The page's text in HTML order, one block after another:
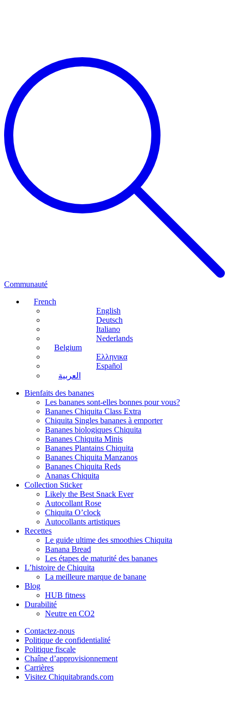
Communauté
French
English
Deutsch
Italiano
Nederlands
Belgium
Ελληνικα
Español
العربية
Bienfaits des bananes
Les bananes sont-elles bonnes pour vous?
Bananes Chiquita Class Extra
Chiquita Singles bananes à emporter
Bananes biologiques Chiquita
Bananes Chiquita Minis
Bananes Plantains Chiquita
Bananes Chiquita Manzanos
Bananes Chiquita Reds
Ananas Chiquita
Collection Sticker
Likely the Best Snack Ever
Autocollant Rose
Chiquita O’clock
Autocollants artistiques
Recettes
Le guide ultime des smoothies Chiquita
Banana Bread
Les étapes de maturité des bananes
L’histoire de Chiquita
La meilleure marque de banane
Blog
HUB fitness
Durabilité
Neutre en CO2
Contactez-nous
Politique de confidentialité
Politique fiscale
Chaîne d’approvisionnement
Carrières
Visitez Chiquitabrands.com